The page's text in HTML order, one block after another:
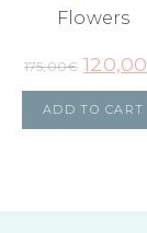
Flowers
175,00€ 120,00
ADD TO CART